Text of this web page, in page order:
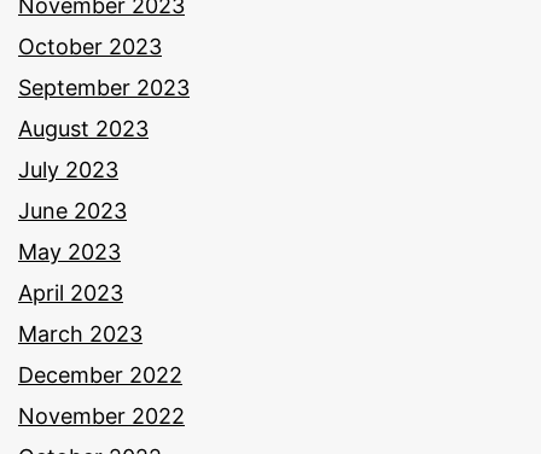
November 2023
October 2023
September 2023
August 2023
July 2023
June 2023
May 2023
April 2023
March 2023
December 2022
November 2022